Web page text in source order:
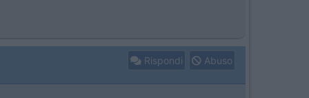
Rispondi Abuso